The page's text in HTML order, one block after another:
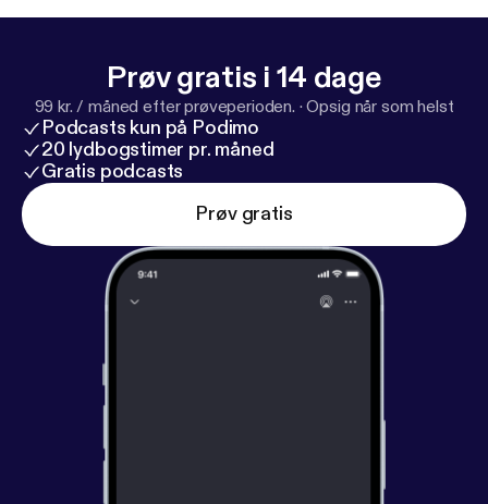
Prøv gratis i 14 dage
99 kr. / måned efter prøveperioden. ·Opsig når som helst
Podcasts kun på Podimo
20 lydbogstimer pr. måned
Gratis podcasts
Prøv gratis